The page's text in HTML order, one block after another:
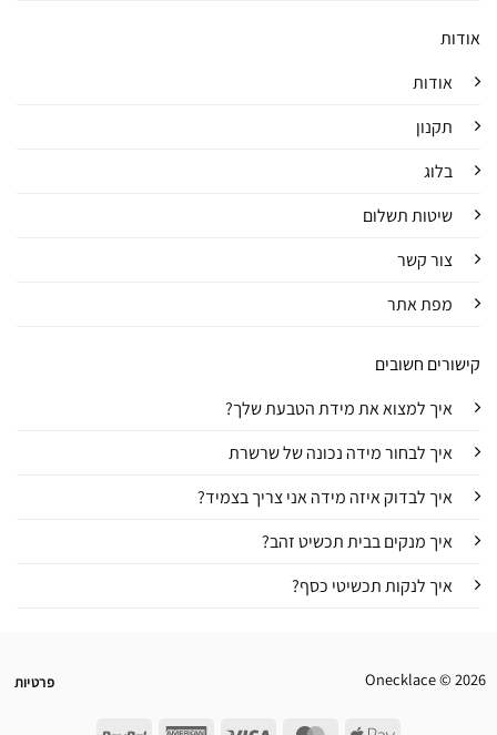
אודות
אודות
תקנון
בלוג
שיטות תשלום
צור קשר
מפת אתר
קישורים חשובים
איך למצוא את מידת הטבעת שלך?
איך לבחור מידה נכונה של שרשרת
איך לבדוק איזה מידה אני צריך בצמיד?
איך מנקים בבית תכשיט זהב?
איך לנקות תכשיטי כסף?
Onecklace © 2026 פרטיות